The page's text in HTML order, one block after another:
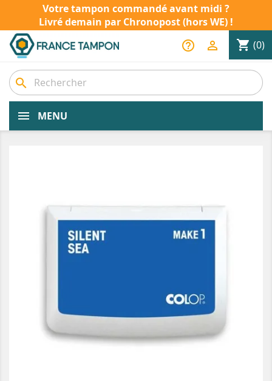
Votre tampon commandé avant midi ?
Livré demain par Chronopost (hors WE) !
shopping_cart (0)

help_outline
search
MENU